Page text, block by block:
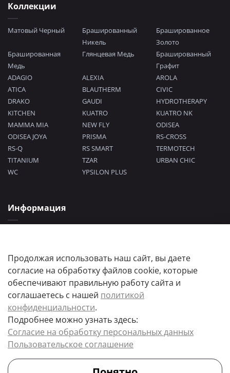
Коллекции
Матовый Черный
Брашированный
Никель
Брашированное
Золото
Брашированная
Медь
Глянцевая Медь
Брашированный
Графит
ADAGIO
ALEXIA
AROLA
ATICA
BLAUTHERM
CIVIC
DRAKO
GAUDI
HYDROTHERAPY
KITCHEN
KUATRO
KUATRO NK
MAMMA MIA
NEW FLY
ODISEA
ODISEA JOYA
PRISMA
RS-CROSS
RS-Q
RS SMART
TERMOTECH
TITANIUM
TZAR
URBAN CHIC
WC
YPSILON PLUS
Информация
Пользовательское соглашение
Цены товаров и их количество, а так же комплектация и цвета носят
информационный характер.
Точную стоимость и наличие товара, уточняйте у менеджера.
Продолжая использовать наш сайт, вы даете
согласие на обработку файлов cookie, которые
обеспечивают правильную работу сайта и
соглашаетесь с нашей политикой
конфиденциальности.
Подробнее можно узнать здесь:
Согласие на обработку персональных данных
Пользовательское соглашение